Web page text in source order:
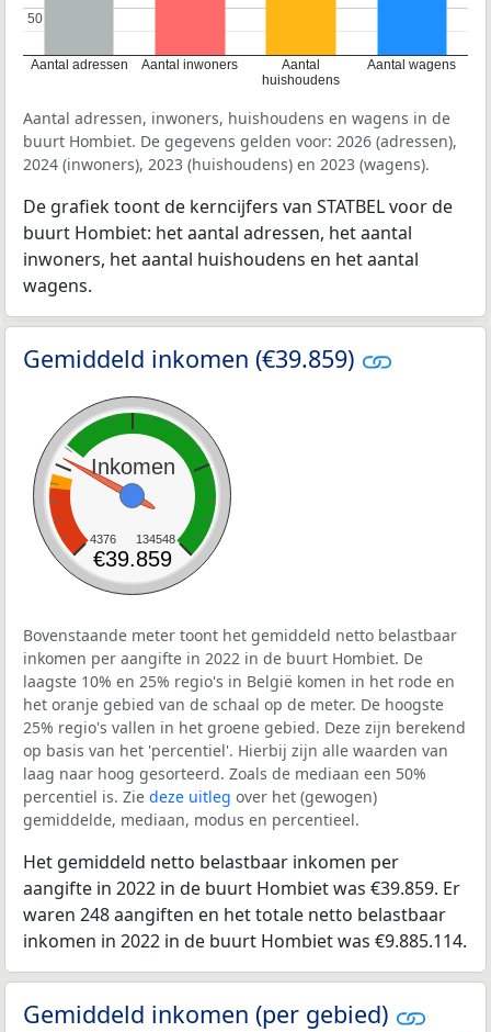
Aantal adressen Aantal inwoners
Aantal
huishoudens
Aantal wagens
50
50
Aantal adressen, inwoners, huishoudens en wagens in de
buurt Hombiet. De gegevens gelden voor: 2026 (adressen),
2024 (inwoners), 2023 (huishoudens) en 2023 (wagens).
De grafiek toont de kerncijfers van STATBEL voor de
buurt Hombiet: het aantal adressen, het aantal
inwoners, het aantal huishoudens en het aantal
wagens.
Gemiddeld inkomen (€39.859)
Inkomen
4376 134548
€39.859
Bovenstaande meter toont het gemiddeld netto belastbaar
inkomen per aangifte in 2022 in de buurt Hombiet. De
laagste 10% en 25% regio's in België komen in het rode en
het oranje gebied van de schaal op de meter. De hoogste
25% regio's vallen in het groene gebied. Deze zijn berekend
op basis van het 'percentiel'. Hierbij zijn alle waarden van
laag naar hoog gesorteerd. Zoals de mediaan een 50%
percentiel is. Zie deze uitleg over het (gewogen)
gemiddelde, mediaan, modus en percentieel.
Het gemiddeld netto belastbaar inkomen per
aangifte in 2022 in de buurt Hombiet was €39.859. Er
waren 248 aangiften en het totale netto belastbaar
inkomen in 2022 in de buurt Hombiet was €9.885.114.
Gemiddeld inkomen (per gebied)